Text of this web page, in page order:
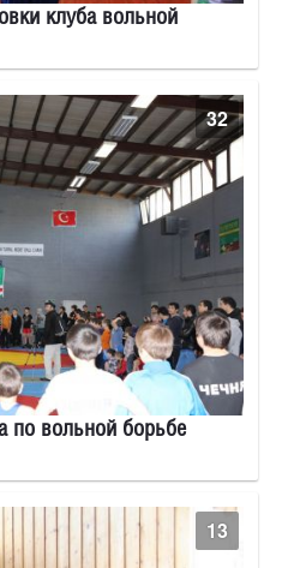
клуба вольной
по вольной борьбе
32
13